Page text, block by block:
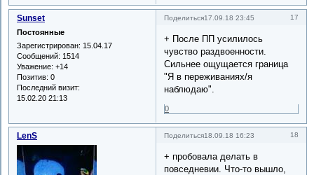
Поделиться 17
17.09.18 23:45
Sunset
Постоянные
Зарегистрирован: 15.04.17
Сообщений: 1514
Уважение: +14
Позитив: 0
Последний визит:
15.02.20 21:13
+ После ПП усилилось
чувство раздвоенности.
Сильнее ощущается граница
"Я в переживаниях/я
наблюдаю".
0
Поделиться 18
18.09.18 16:23
LenS
+ пробовала делать в
повседневии. Что-то вышло,